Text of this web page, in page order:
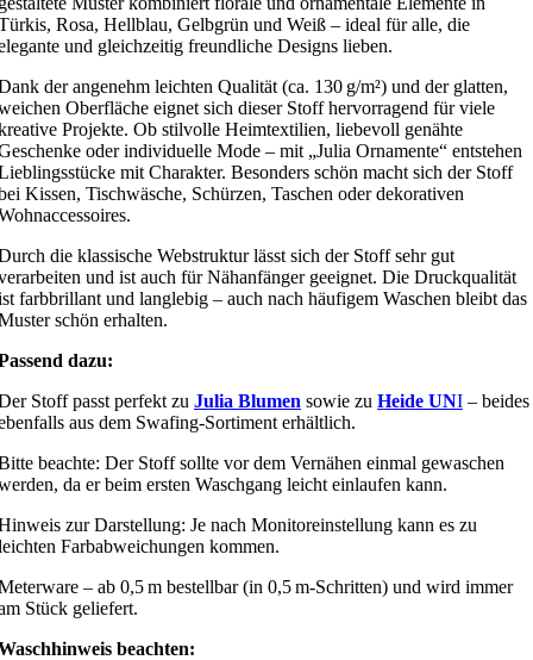
Rosa, Hellblau, Gelbgrün und Weiß – ideal für alle, die
und gleichzeitig freundliche Designs lieben.
der angenehm leichten Qualität (ca. 130 g/m²) und der glatten,
Oberfläche eignet sich dieser Stoff hervorragend für viele
Projekte. Ob stilvolle Heimtextilien, liebevoll genähte
oder individuelle Mode – mit „Julia Ornamente“ entstehen
mit Charakter. Besonders schön macht sich der Stoff
Kissen, Tischwäsche, Schürzen, Taschen oder dekorativen
die klassische Webstruktur lässt sich der Stoff sehr gut
und ist auch für Nähanfänger geeignet. Die Druckqualität
farbbrillant und langlebig – auch nach häufigem Waschen bleibt das
schön erhalten.
dazu:
Stoff passt perfekt zu Julia Blumen sowie zu Heide UNI – beides
aus dem Swafing-Sortiment erhältlich.
beachte: Der Stoff sollte vor dem Vernähen einmal gewaschen
da er beim ersten Waschgang leicht einlaufen kann.
zur Darstellung: Je nach Monitoreinstellung kann es zu
Farbabweichungen kommen.
– ab 0,5 m bestellbar (in 0,5 m-Schritten) und wird immer
Stück geliefert.
beachten: